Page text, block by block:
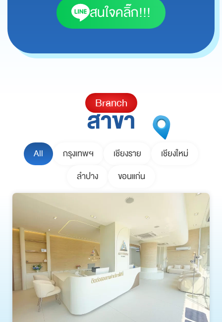
สนใจคลิ๊ก!!!
Branch
สาขา
All กรุงเทพฯ เชียงราย
เชียงใหม่
ลำปาง
ขอนแก่น